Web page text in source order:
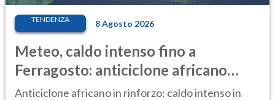
TENDENZA 8 Agosto 2026
Meteo, caldo intenso fino a
Ferragosto: anticiclone africano
ancora protagonista
Anticiclone africano in rinforzo: caldo intenso in